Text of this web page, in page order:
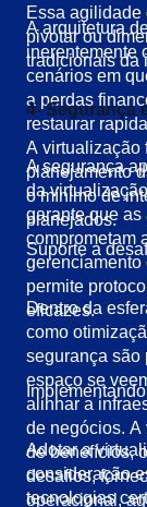
Essa agilidade
pivotar ou
tradicionais da
A arquitetura
inerentemente
cenários em
a perdas
restaurar
A virtualização
planejamento
o mínimo de
planejados.
4- Segurança
A segurança
da
garante que
comprometam
gerenciamento
permite
eficazes.
Suporte a
Dentro da
como
segurança são
espaço se
alinhar a
de negócios. A
de benefícios,
desafios,
operacional,
Adotar a
consideração
tecnologias